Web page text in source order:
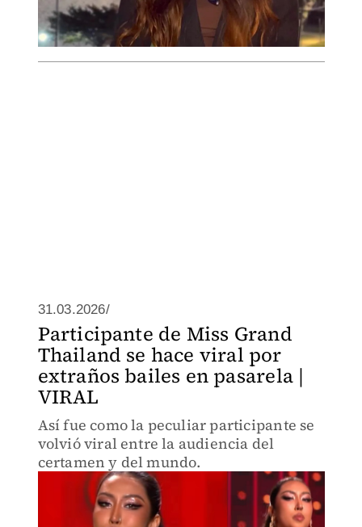
31.03.2026/
Participante de Miss Grand
Thailand se hace viral por
extraños bailes en pasarela |
VIRAL
Así fue como la peculiar participante se
volvió viral entre la audiencia del
certamen y del mundo.